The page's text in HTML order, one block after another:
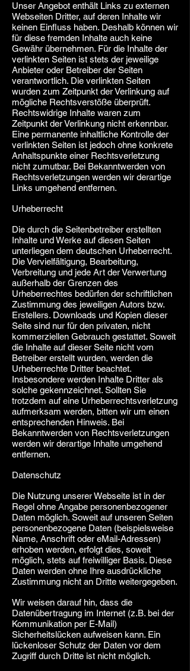
Unser Angebot enthält Links zu externen
Webseiten Dritter, auf deren Inhalte wir
keinen Einfluss haben. Deshalb können wir
für diese fremden Inhalte auch keine
Gewähr übernehmen. Für die Inhalte der
verlinkten Seiten ist stets der jeweilige
Anbieter oder Betreiber der Seiten
verantwortlich. Die verlinkten Seiten
wurden zum Zeitpunkt der Verlinkung auf
mögliche Rechtsverstöße überprüft.
Rechtswidrige Inhalte waren zum
Zeitpunkt der Verlinkung nicht erkennbar.
Eine permanente inhaltliche Kontrolle der
verlinkten Seiten ist jedoch ohne konkrete
Anhaltspunkte einer Rechtsverletzung
nicht zumutbar. Bei Bekanntwerden von
Rechtsverletzungen werden wir derartige
Links umgehend entfernen.
Urheberrecht
Die durch die Seitenbetreiber erstellten
Inhalte und Werke auf diesen Seiten
unterliegen dem deutschen Urheberrecht.
Die Vervielfältigung, Bearbeitung,
Verbreitung und jede Art der Verwertung
außerhalb der Grenzen des
Urheberrechtes bedürfen der schriftlichen
Zustimmung des jeweiligen Autors bzw.
Erstellers. Downloads und Kopien dieser
Seite sind nur für den privaten, nicht
kommerziellen Gebrauch gestattet. Soweit
die Inhalte auf dieser Seite nicht vom
Betreiber erstellt wurden, werden die
Urheberrechte Dritter beachtet.
Insbesondere werden Inhalte Dritter als
solche gekennzeichnet. Sollten Sie
trotzdem auf eine Urheberrechtsverletzung
aufmerksam werden, bitten wir um einen
entsprechenden Hinweis. Bei
Bekanntwerden von Rechtsverletzungen
werden wir derartige Inhalte umgehend
entfernen.
Datenschutz
Die Nutzung unserer Webseite ist in der
Regel ohne Angabe personenbezogener
Daten möglich. Soweit auf unseren Seiten
personenbezogene Daten (beispielsweise
Name, Anschrift oder eMail-Adressen)
erhoben werden, erfolgt dies, soweit
möglich, stets auf freiwilliger Basis. Diese
Daten werden ohne Ihre ausdrückliche
Zustimmung nicht an Dritte weitergegeben.
Wir weisen darauf hin, dass die
Datenübertragung im Internet (z.B. bei der
Kommunikation per E-Mail)
Sicherheitslücken aufweisen kann. Ein
lückenloser Schutz der Daten vor dem
Zugriff durch Dritte ist nicht möglich.